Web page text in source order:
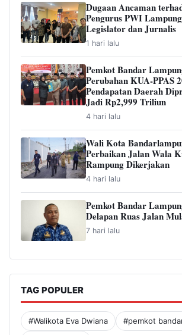
Dugaan Ancaman
Pengurus PWI
Legislator dan Jurnalis
1 hari lalu
Pemkot Bandar
Perubahan KUA-PPAS
Pendapatan Daerah
Jadi Rp2,999 Triliun
4 hari lalu
Wali Kota
Perbaikan Jalan Wala
Rampung Dikerjakan
4 hari lalu
Pemkot Bandar
Delapan Ruas Jalan
7 hari lalu
TAG POPULER
#Walikota Eva Dwiana #pemkot